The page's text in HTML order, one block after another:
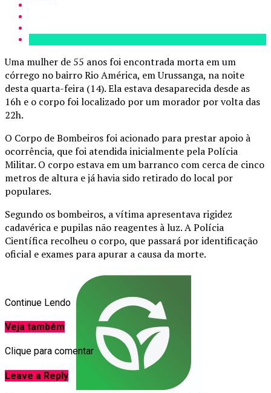
Uma mulher de 55 anos foi encontrada morta em um
córrego no bairro Rio América, em Urussanga, na noite
desta quarta-feira (14). Ela estava desaparecida desde as
16h e o corpo foi localizado por um morador por volta das
22h.
O Corpo de Bombeiros foi acionado para prestar apoio à
ocorrência, que foi atendida inicialmente pela Polícia
Militar. O corpo estava em um barranco com cerca de cinco
metros de altura e já havia sido retirado do local por
populares.
Segundo os bombeiros, a vítima apresentava rigidez
cadavérica e pupilas não reagentes à luz. A Polícia
Científica recolheu o corpo, que passará por identificação
oficial e exames para apurar a causa da morte.
Continue Lendo
Veja também
Clique para comentar
Leave a Reply